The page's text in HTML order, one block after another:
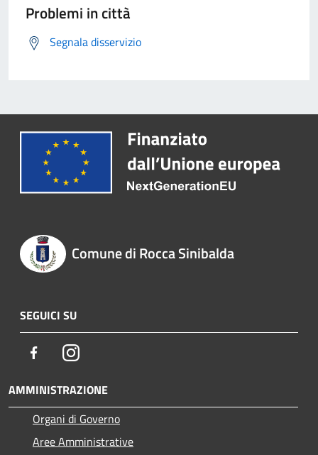
Problemi in città
Segnala disservizio
Comune di Rocca Sinibalda
SEGUICI SU
FacebookInstagram
AMMINISTRAZIONE
Organi di Governo
Aree Amministrative